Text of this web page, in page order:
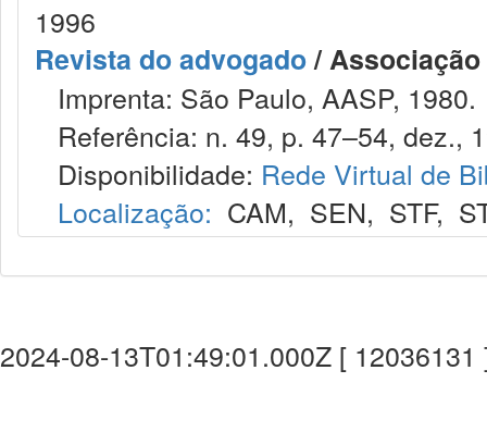
1996
Revista do advogado/
Imprenta: São Paulo, AASP, 1980.
Referência: n. 49, p. 47–54, dez.,
Disponibilidade: Rede Virtual de
Localização: CAM, SEN, STF,
2024-08-13T01:49:01.000Z [ 12036131